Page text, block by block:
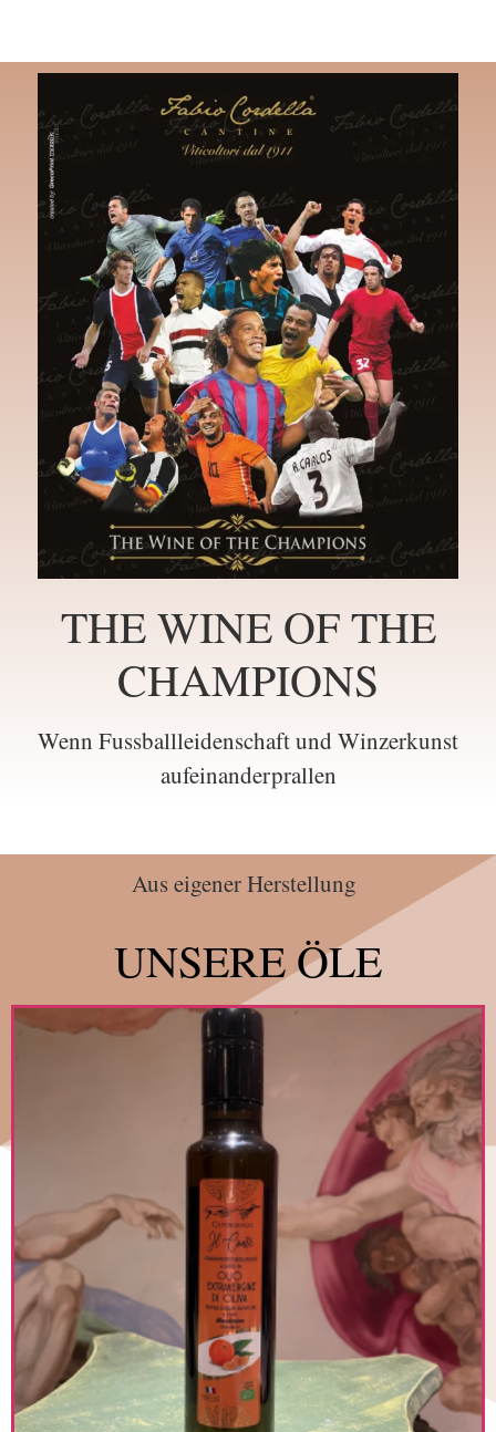
THE WINE OF THE
CHAMPIONS
Wenn Fussballleidenschaft und Winzerkunst
aufeinanderprallen
Aus eigener Herstellung
UNSERE ÖLE